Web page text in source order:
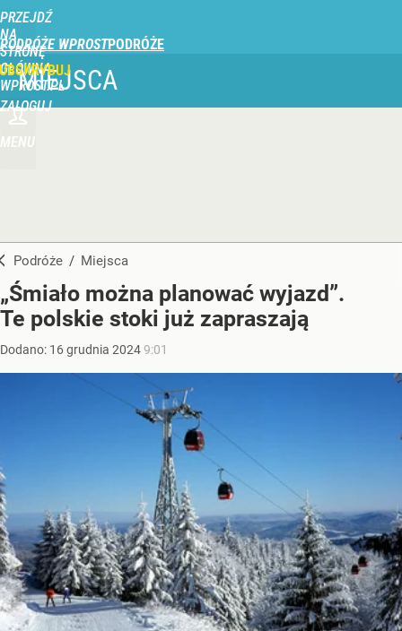
PRZEJDŹ
NA
STRONĘ
GŁÓWNĄ
WPROST.PL
PODRÓŻE WPROST
ZALOGUJ
MENU
MIEJSCA
Podróże / Miejsca
„Śmiało można planować wyjazd”.
Te polskie stoki już zapraszają
Dodano: 16grudnia 20249:01